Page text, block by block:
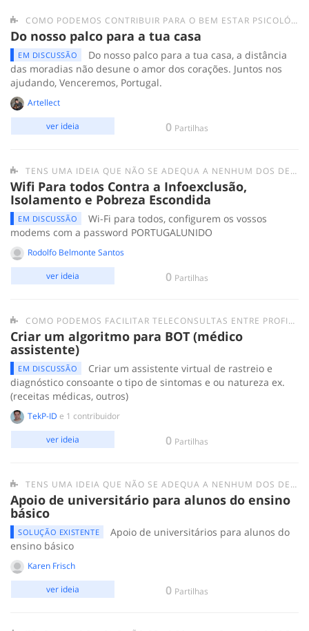
COMO PODEMOS CONTRIBUIR PARA O BEM ESTAR PSICOLÓGICO DAS PESSOAS EM QUARENTENA?
Do nosso palco para a tua casa
EM DISCUSSÃO
Do nosso palco para a tua casa, a distância
das moradias não desune o amor dos corações. Juntos nos
ajudando, Venceremos, Portugal.
Artellect
0 Partilhas
ver ideia
TENS UMA IDEIA QUE NÃO SE ADEQUA A NENHUM DOS DESAFIOS ANTERIORES? SUBMETE-A AQUI.
Wifi Para todos Contra a Infoexclusão,
Isolamento e Pobreza Escondida
EM DISCUSSÃO
Wi-Fi para todos, configurem os vossos
modems com a password PORTUGALUNIDO
Rodolfo Belmonte Santos
0 Partilhas
ver ideia
COMO PODEMOS FACILITAR TELECONSULTAS ENTRE PROFISSIONAIS DE SAÚDE E A POPULAÇÃO?
Criar um algoritmo para BOT (médico
assistente)
EM DISCUSSÃO
Criar um assistente virtual de rastreio e
diagnóstico consoante o tipo de sintomas e ou natureza ex.
(receitas médicas, outros)
TekP-ID e 1 contribuidor
0 Partilhas
ver ideia
TENS UMA IDEIA QUE NÃO SE ADEQUA A NENHUM DOS DESAFIOS ANTERIORES? SUBMETE-A AQUI.
Apoio de universitário para alunos do ensino
básico
SOLUÇÃO EXISTENTE
Apoio de universitários para alunos do
ensino básico
Karen Frisch
0 Partilhas
ver ideia